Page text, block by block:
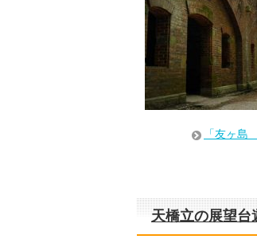
「友ヶ
天橋立の展望台